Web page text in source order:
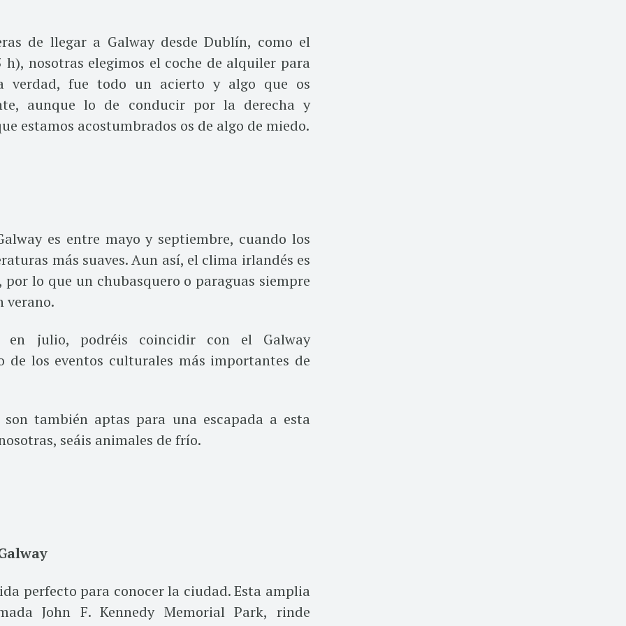
de llegar a Galway desde Dublín, como el
nosotras elegimos el coche de alquiler para
verdad, fue todo un acierto y algo que os
aunque lo de conducir por la derecha y
estamos acostumbrados os de algo de miedo.
es entre mayo y septiembre, cuando los
más suaves. Aun así, el clima irlandés es
lo que un chubasquero o paraguas siempre
verano.
julio, podréis coincidir con el Galway
los eventos culturales más importantes de
también aptas para una escapada a esta
seáis animales de frío.
perfecto para conocer la ciudad. Esta amplia
John F. Kennedy Memorial Park, rinde